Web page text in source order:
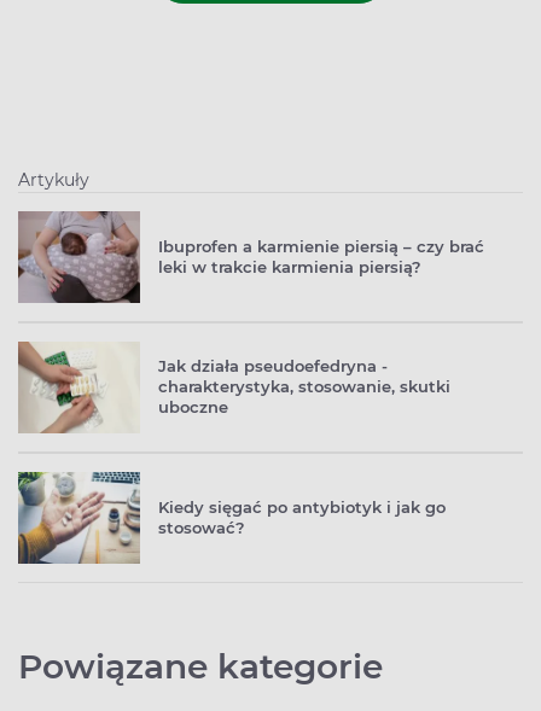
Artykuły
Ibuprofen a karmienie piersią – czy brać
leki w trakcie karmienia piersią?
Jak działa pseudoefedryna -
charakterystyka, stosowanie, skutki
uboczne
Kiedy sięgać po antybiotyk i jak go
stosować?
Powiązane kategorie